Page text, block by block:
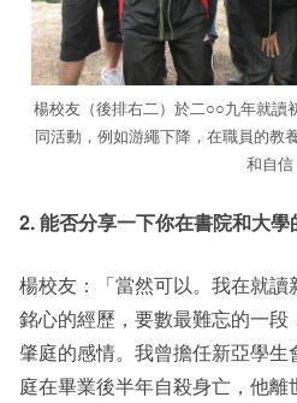
楊校友（後排右二）於二○○九年就讀
同活動，例如游繩下降，在職員的教
和自信
2. 能否分享一下你在書院和大學
楊校友：「當然可以。我在就
銘心的經歷，要數最難忘的一
肇庭的感情。我曾擔任新亞學
庭在畢業後半年自殺身亡，他